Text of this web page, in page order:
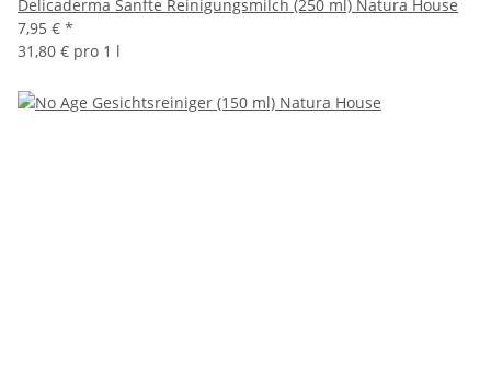
Delicaderma Sanfte Reinigungsmilch (250 ml) Natura House
7,95 € *
31,80 € pro 1 l